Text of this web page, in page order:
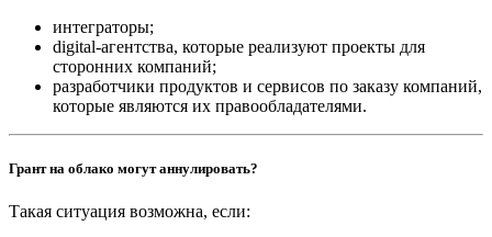
интеграторы;
digital-агентства, которые реализуют проекты для
сторонних компаний;
разработчики продуктов и сервисов по заказу компаний,
которые являются их правообладателями.
Грант на облако могут аннулировать?
Такая ситуация возможна, если: